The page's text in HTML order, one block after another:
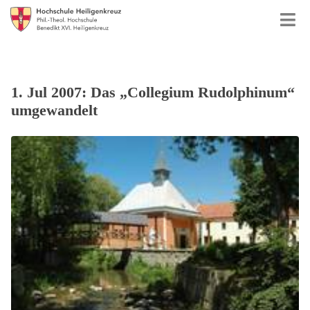
1. Jul 2007: Das „Collegium Rudolphinum“
umgewandelt